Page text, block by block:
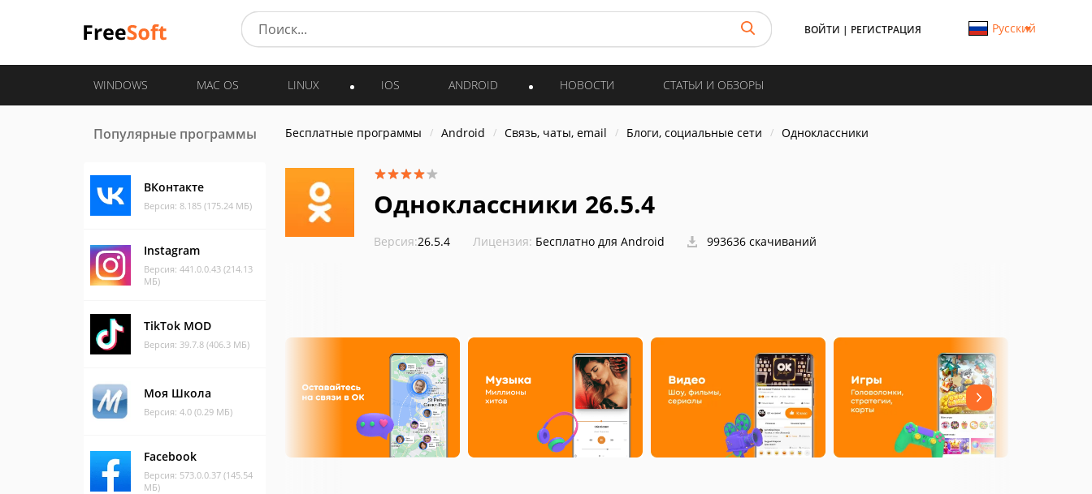
ВОЙТИ | РЕГИСТРАЦИЯ Русский
WINDOWS MAC OS LINUX IOS ANDROID НОВОСТИ СТАТЬИ И ОБЗОРЫ
Популярные программы
ВКонтакте
Версия: 8.185 (175.24 МБ)
Instagram
Версия: 441.0.0.43 (214.13
МБ)
TikTok MOD
Версия: 39.7.8 (406.3 МБ)
Моя Школа
Версия: 4.0 (0.29 МБ)
Facebook
Версия: 573.0.0.37 (145.54
МБ)
Бесплатные программы Android Связь, чаты, email Блоги, социальные сети Одноклассники
Одноклассники 26.5.4
Версия:26.5.4 Лицензия: Бесплатно для Android 993636 скачиваний